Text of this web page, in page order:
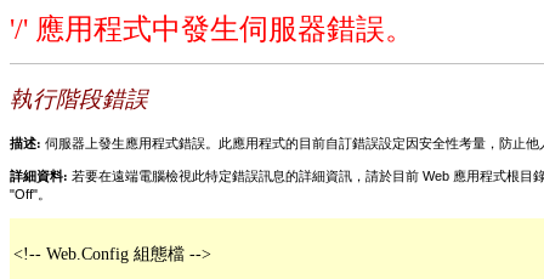
'/' 應用程式中發生伺服器錯誤。
執行階段錯誤
描述: 伺服器上發生應用程式錯誤。此應用程式的目前自訂錯誤設定因安全性考量，防止
詳細資料: 若要在遠端電腦檢視此特定錯誤訊息的詳細資訊，請於目前 Web 應用程式根
"Off"。
<!-- Web.Config 組態檔 -->